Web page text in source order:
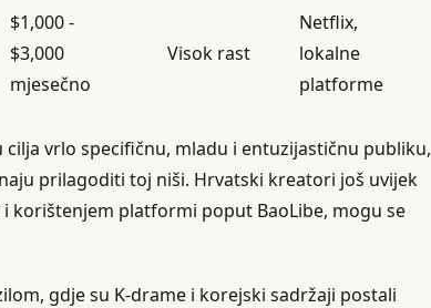
$1,000 -
$3,000
mjesečno
Visok rast
Netflix,
lokalne
platforme
vrlo specifičnu, mladu i entuzijastičnu publiku,
prilagoditi toj niši. Hrvatski kreatori još uvijek
korištenjem platformi poput BaoLibe, mogu se
gdje su K-drame i korejski sadržaji postali